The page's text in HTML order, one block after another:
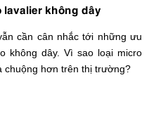
lavalier không dây
cần cân nhắc tới những ưu
không dây. Vì sao loại micro
chuộng hơn trên thị trường?